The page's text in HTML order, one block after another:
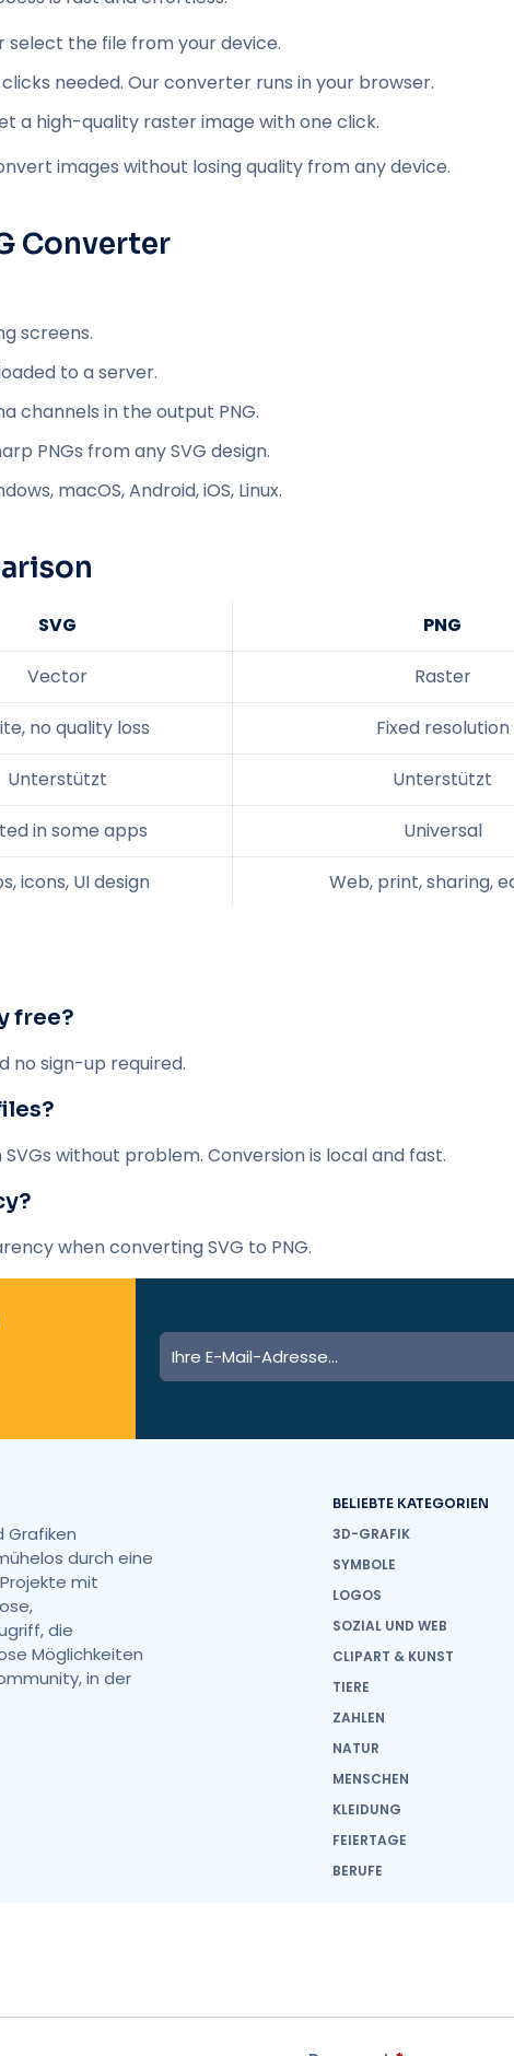
select the file from your device.
clicks needed. Our converter runs in your browser.
a high-quality raster image with one click.
images without losing quality from any device.
Converter
screens.
to a server.
channels in the output PNG.
PNGs from any SVG design.
macOS, Android, iOS, Linux.
SVG PNG
Vector Raster
no quality loss Fixed resolution
Unterstützt Unterstützt
in some apps Universal
icons, UI design Web, print, sharing,
free?
no sign-up required.
without problem. Conversion is local and fast.
when converting SVG to PNG.
Grafiken
durch eine
mit
die
Möglichkeiten
in der
BELIEBTE KATEGORIEN
3D-GRAFIK
SYMBOLE
LOGOS
SOZIAL UND WEB
CLIPART & KUNST
TIERE
ZAHLEN
NATUR
MENSCHEN
KLEIDUNG
FEIERTAGE
BERUFE